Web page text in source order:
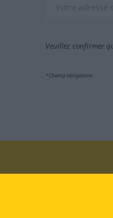
Veuillez confirmer
*Champ obligatoire